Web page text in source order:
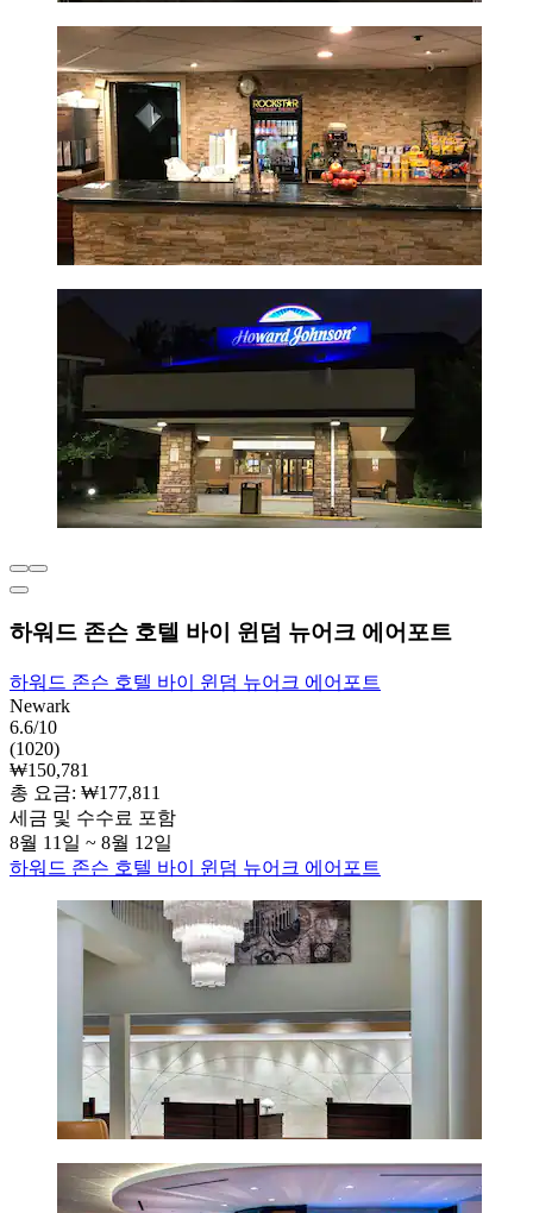
하워드 존슨 호텔 바이 윈덤 뉴어크 에어포트
하워드 존슨 호텔 바이 윈덤 뉴어크 에어포트
Newark
6.6/10
(1020)
₩150,781
총 요금: ₩177,811
세금 및 수수료 포함
8월 11일 ~ 8월 12일
하워드 존슨 호텔 바이 윈덤 뉴어크 에어포트